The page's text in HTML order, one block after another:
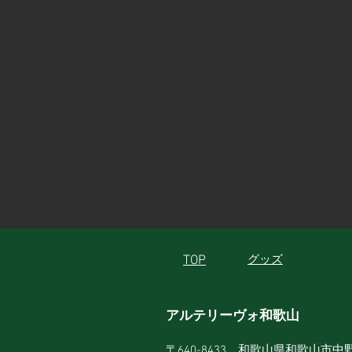
TOP グッズ
アルテリーヴォ和歌山